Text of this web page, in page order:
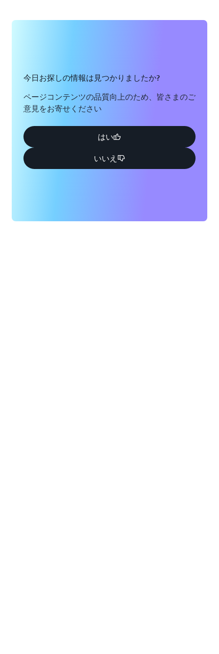
今日お探しの情報は見つかりましたか?
ページコンテンツの品質向上のため、皆さまのご
意見をお寄せください
はい
いいえ